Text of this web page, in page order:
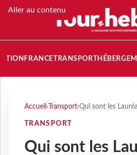
Aller au contenu
FRANCETRANSPORT
Accueil › Transport›Qui sont les
TRANSPORT
Qui sont les